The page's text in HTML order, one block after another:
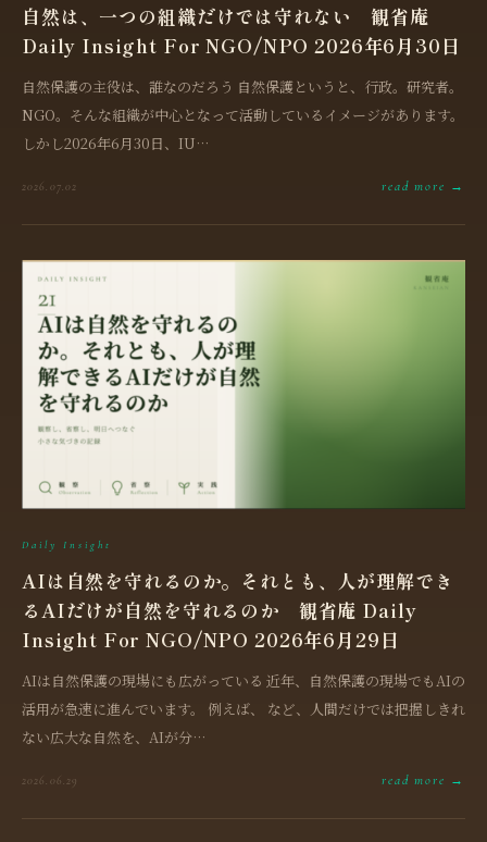
自然は、一つの組織だけでは守れない 観省庵
Daily Insight For NGO/NPO 2026年6月30日
自然保護の主役は、誰なのだろう 自然保護というと、行政。研究者。
NGO。そんな組織が中心となって活動しているイメージがあります。
しかし2026年6月30日、IU…
2026.07.02 read more →
Daily Insight
AIは自然を守れるのか。それとも、人が理解でき
るAIだけが自然を守れるのか 観省庵 Daily
Insight For NGO/NPO 2026年6月29日
AIは自然保護の現場にも広がっている 近年、自然保護の現場でもAIの
活用が急速に進んでいます。 例えば、 など、人間だけでは把握しきれ
ない広大な自然を、AIが分…
2026.06.29 read more →